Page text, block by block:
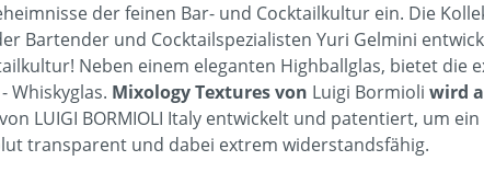
der feinen Bar- und Cocktailkultur ein. Die
Bartender und Cocktailspezialisten Yuri Gelmini
Neben einem eleganten Highballglas, bietet die
Whiskyglas. Mixology Textures von Luigi Bormioli wird
LUIGI BORMIOLI Italy entwickelt und patentiert, um
transparent und dabei extrem widerstandsfähig.